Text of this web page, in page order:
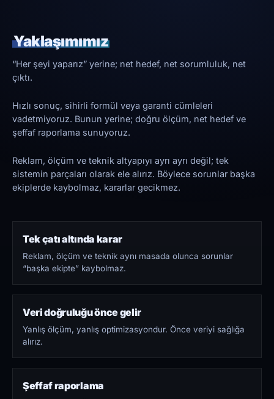
Yaklaşımımız
“Her şeyi yaparız” yerine; net hedef, net sorumluluk, net
çıktı.
Hızlı sonuç, sihirli formül veya garanti cümleleri
vadetmiyoruz. Bunun yerine; doğru ölçüm, net hedef ve
şeffaf raporlama sunuyoruz.
Reklam, ölçüm ve teknik altyapıyı ayrı ayrı değil; tek
sistemin parçaları olarak ele alırız. Böylece sorunlar başka
ekiplerde kaybolmaz, kararlar gecikmez.
Tek çatı altında karar
Reklam, ölçüm ve teknik aynı masada olunca sorunlar
“başka ekipte” kaybolmaz.
Veri doğruluğu önce gelir
Yanlış ölçüm, yanlış optimizasyondur. Önce veriyi sağlığa
alırız.
Şeffaf raporlama